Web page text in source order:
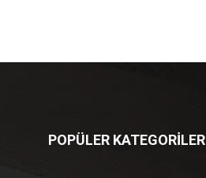
POPÜLER KATEGORİLER